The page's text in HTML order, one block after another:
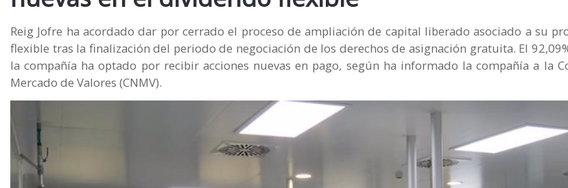
Reig Jofre ha acordado dar por cerrado el proceso de ampliación de capital liberado asociado a su
flexible tras la finalización del periodo de negociación de los derechos de asignación gratuita. El
la compañía ha optado por recibir acciones nuevas en pago, según ha informado la compañía a la
Mercado de Valores (CNMV).